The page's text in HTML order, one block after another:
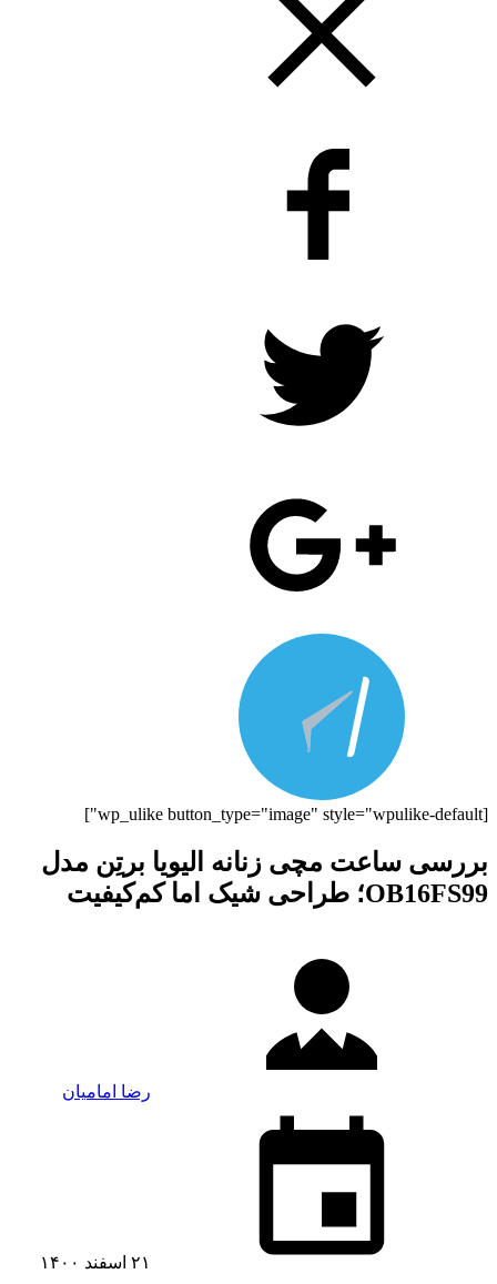
[wp_ulike button_type="image" style="wpulike-default"]
بررسی ساعت مچی زنانه الیویا برتِن مدل
OB16FS99؛ طراحی شیک اما کم‌کیفیت
رضا امامیان
۲۱ اسفند ۱۴۰۰